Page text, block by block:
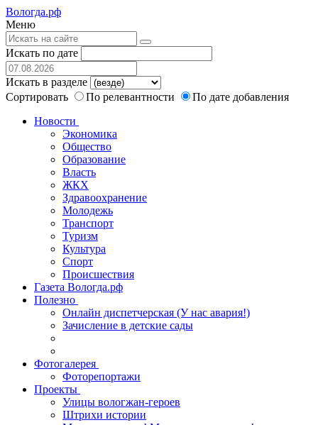
Вологда.рф
Меню
Искать по дате
Искать в разделе
Сортировать
По релевантности
По дате добавления
Новости
Экономика
Общество
Образование
Власть
ЖКХ
Здравоохранение
Молодежь
Транспорт
Туризм
Культура
Спорт
Происшествия
Газета Вологда.рф
Полезно
Онлайн диспетчерская (У нас авария!)
Зачисление в детские сады
Фотогалерея
Фоторепортажи
Проекты
Улицы вологжан-героев
Штрихи истории